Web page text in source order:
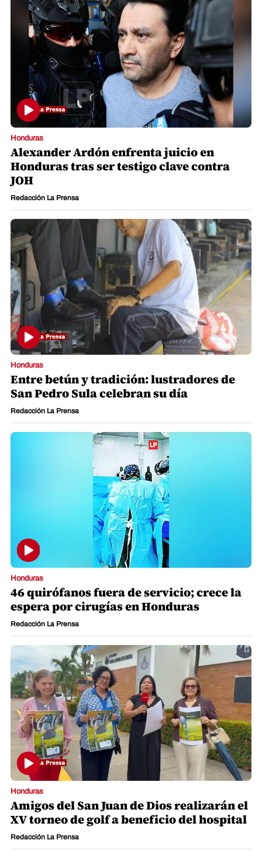
Honduras
Alexander Ardón enfrenta juicio en
Honduras tras ser testigo clave contra
JOH
Redacción La Prensa
Honduras
Entre betún y tradición: lustradores de
San Pedro Sula celebran su día
Redacción La Prensa
Honduras
46 quirófanos fuera de servicio; crece la
espera por cirugías en Honduras
Redacción La Prensa
Honduras
Amigos del San Juan de Dios realizarán el
XV torneo de golf a beneficio del hospital
Redacción La Prensa